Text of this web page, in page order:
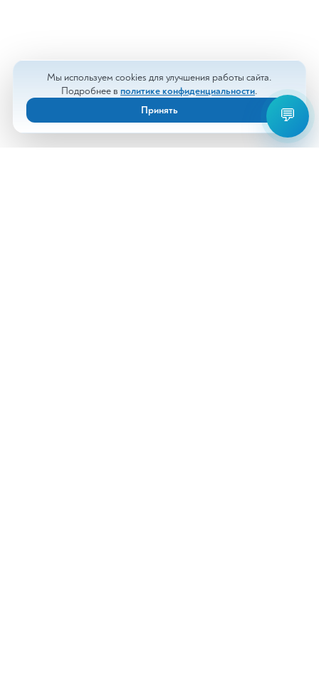
Мы используем cookies для улучшения работы сайта.
Подробнее в политике конфиденциальности.
Принять
💬